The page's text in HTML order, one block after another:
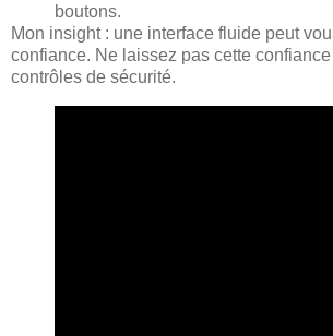
boutons.
Mon insight : une interface fluide peut
confiance. Ne laissez pas cette
contrôles de sécurité.